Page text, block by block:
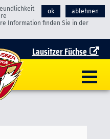
ok ablehnen
Information finden Sie in der
Lausitzer Füchse